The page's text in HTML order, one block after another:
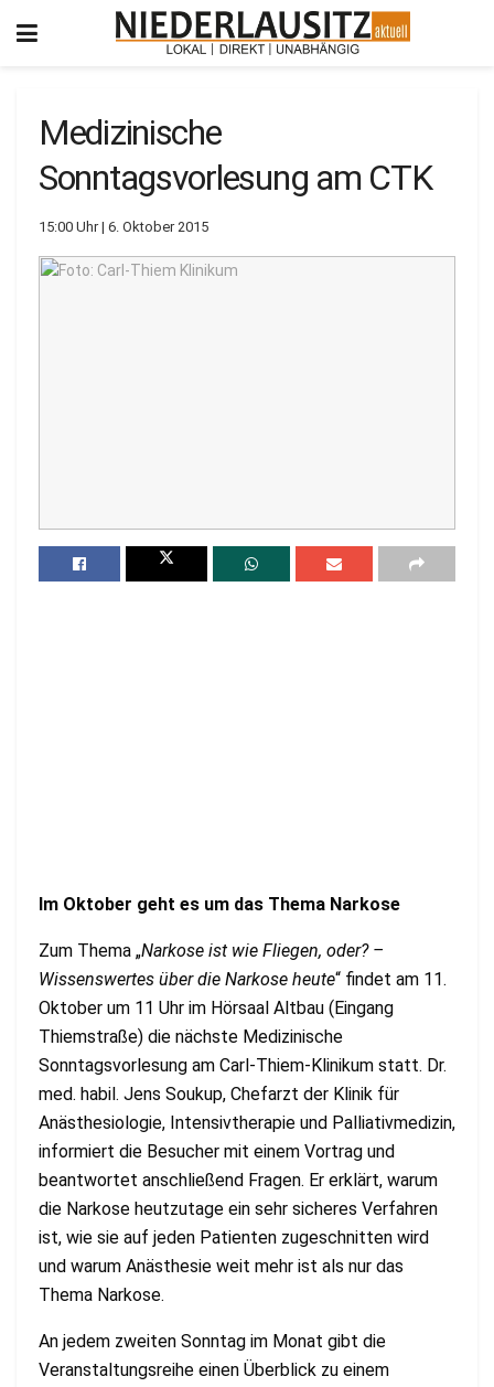
Medizinische
Sonntagsvorlesung am CTK
15:00 Uhr | 6. Oktober 2015
Im Oktober geht es um das Thema Narkose
Zum Thema „Narkose ist wie Fliegen, oder? –
Wissenswertes über die Narkose heute“ findet am 11.
Oktober um 11 Uhr im Hörsaal Altbau (Eingang
Thiemstraße) die nächste Medizinische
Sonntagsvorlesung am Carl-Thiem-Klinikum statt. Dr.
med. habil. Jens Soukup, Chefarzt der Klinik für
Anästhesiologie, Intensivtherapie und Palliativmedizin,
informiert die Besucher mit einem Vortrag und
beantwortet anschließend Fragen. Er erklärt, warum
die Narkose heutzutage ein sehr sicheres Verfahren
ist, wie sie auf jeden Patienten zugeschnitten wird
und warum Anästhesie weit mehr ist als nur das
Thema Narkose.
An jedem zweiten Sonntag im Monat gibt die
Veranstaltungsreihe einen Überblick zu einem